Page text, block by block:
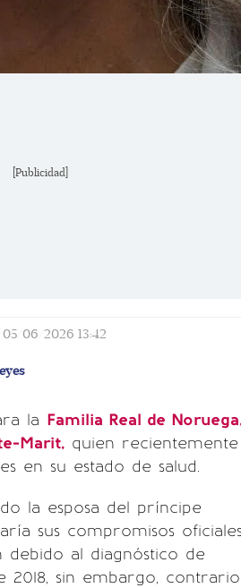
[Publicidad]
05/06/2026 13:42
la Familia Real de
Marit, quien recientemente
en su estado de salud.
la esposa del príncipe
sus compromisos
debido al diagnóstico de
2018, sin embargo, contrario